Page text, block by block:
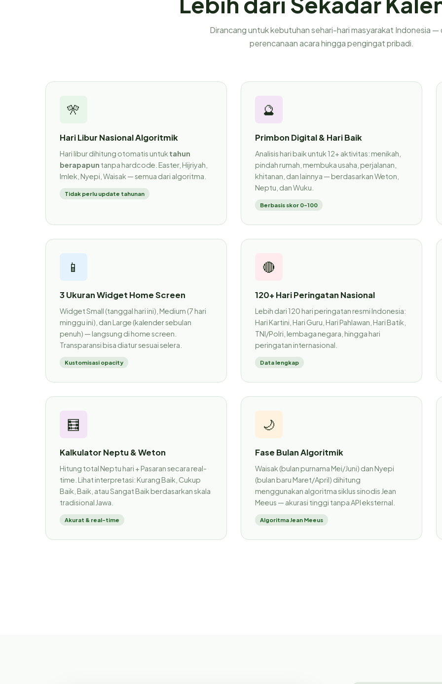
Dirancang untuk kebutuhan sehari-hari masyarakat Indonesia —
perencanaan acara hingga pengingat pribadi.
🎌
Hari Libur Nasional Algoritmik
Hari libur dihitung otomatis untuk tahun
berapapun tanpa hardcode. Easter, Hijriyah,
Imlek, Nyepi, Waisak — semua dari algoritma.
Tidak perlu update tahunan
🔮
Primbon Digital & Hari Baik
Analisis hari baik untuk 12+ aktivitas: menikah,
pindah rumah, membuka usaha, perjalanan,
khitanan, dan lainnya — berdasarkan Weton,
Neptu, dan Wuku.
Berbasis skor 0–100
📱
3 Ukuran Widget Home Screen
Widget Small (tanggal hari ini), Medium (7 hari
minggu ini), dan Large (kalender sebulan
penuh) — langsung di home screen.
Transparansi bisa diatur sesuai selera.
Kustomisasi opacity
🔴
120+ Hari Peringatan Nasional
Lebih dari 120 hari peringatan resmi Indonesia:
Hari Kartini, Hari Guru, Hari Pahlawan, Hari Batik,
TNI/Polri, lembaga negara, hingga hari
peringatan internasional.
Data lengkap
🧮
Kalkulator Neptu & Weton
Hitung total Neptu hari + Pasaran secara real-
time. Lihat interpretasi: Kurang Baik, Cukup
Baik, Baik, atau Sangat Baik berdasarkan skala
tradisional Jawa.
Akurat & real-time
🌙
Fase Bulan Algoritmik
Waisak (bulan purnama Mei/Juni) dan Nyepi
(bulan baru Maret/April) dihitung
menggunakan algoritma siklus sinodis Jean
Meeus — akurasi tinggi tanpa API eksternal.
Algoritma Jean Meeus